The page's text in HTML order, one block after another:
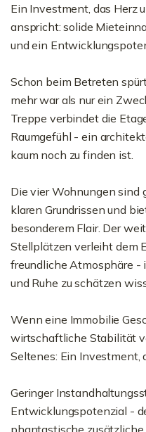
Ein Investment, das Herz
anspricht: solide
und ein
Schon beim Betreten
mehr war als nur ein
Treppe verbindet die
Raumgefühl - ein
kaum noch zu finden ist.
Die vier Wohnungen sind
klaren Grundrissen und
besonderem Flair. Der
Stellplätzen verleiht dem
freundliche Atmosphäre -
und Ruhe zu schätzen
Wenn eine Immobilie
wirtschaftliche Stabilität
Seltenes: Ein Investment,
Geringer
Entwicklungspotenzial -
phantastische